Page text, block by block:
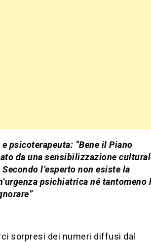
psicoterapeuta: “Bene il Piano
da una sensibilizzazione
l’esperto non esiste la
psichiatrica né tantomeno
sorpresi dei numeri diffusi dal